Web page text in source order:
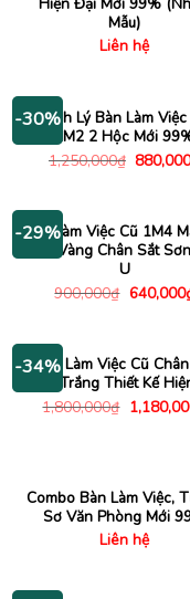
Mẫu)
Liên hệ
-30%
Thanh Lý Bàn Làm Việc
1M2 2 Hộc Mới
1,250,000₫ Giá
-29%
Bàn Làm Việc Cũ 1M4
Vân Vàng Chân Sắt
U
900,000₫ Giá
640,000
-34%
Bàn Làm Việc Cũ
Sơn Trắng Thiết Kế
1,800,000₫ Giá
gốc
Combo Bàn Làm Việc,
Sơ Văn Phòng Mới
Liên hệ